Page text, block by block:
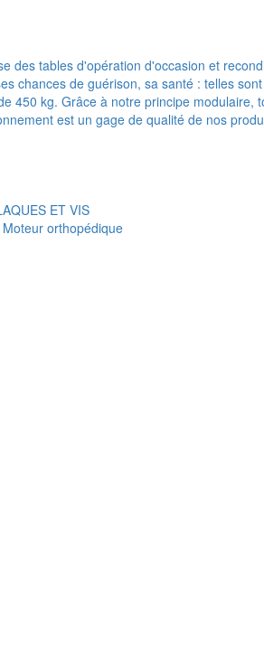
des tables d'opération d'occasion et
chances de guérison, sa santé : telles
450 kg. Grâce à notre principe
est un gage de qualité de nos
ET VIS
orthopédique